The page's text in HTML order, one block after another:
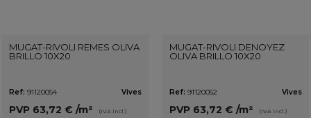
MUGAT-RIVOLI REMES OLIVA
BRILLO 10X20
Ref: 91120054 Vives
PVP 63,72 € /m² (IVA incl.)
MUGAT-RIVOLI DENOYEZ
OLIVA BRILLO 10X20
Ref: 91120052 Vives
PVP 63,72 € /m² (IVA incl.)